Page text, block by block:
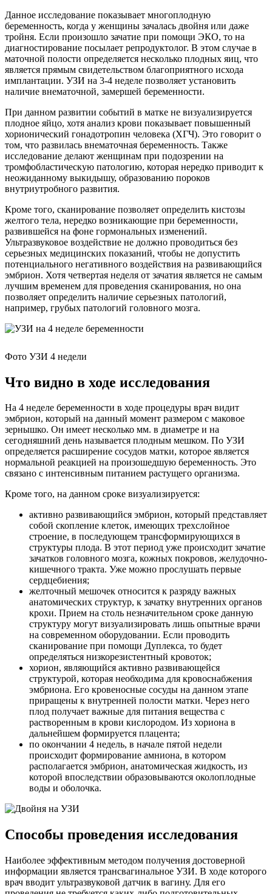
Данное исследование показывает многоплодную
беременность, когда у женщины зачалась двойня или даже
тройня. Если произошло зачатие при помощи ЭКО, то на
диагностирование посылает репродуктолог. В этом случае в
маточной полости определяется несколько плодных яиц, что
является прямым свидетельством благоприятного исхода
имплантации. УЗИ на 3-4 неделе позволяет установить
наличие внематочной, замершей беременности.
При данном развитии событий в матке не визуализируется
плодное яйцо, хотя анализ крови показывает повышенный
хорионический гонадотропин человека (ХГЧ). Это говорит о
том, что развилась внематочная беременность. Также
исследование делают женщинам при подозрении на
тромфобластическую патологию, которая нередко приводит к
неожиданному выкидышу, образованию пороков
внутриутробного развития.
Кроме того, сканирование позволяет определить кистозы
желтого тела, нередко возникающие при беременности,
развившейся на фоне гормональных изменений.
Ультразвуковое воздействие не должно проводиться без
серьезных медицинских показаний, чтобы не допустить
потенциального негативного воздействия на развивающийся
эмбрион. Хотя четвертая неделя от зачатия является не самым
лучшим временем для проведения сканирования, но она
позволяет определить наличие серьезных патологий,
например, грубых патологий головного мозга.
Фото УЗИ 4 недели
Что видно в ходе исследования
На 4 неделе беременности в ходе процедуры врач видит
эмбрион, который на данный момент размером с маковое
зернышко. Он имеет несколько мм. в диаметре и на
сегодняшний день называется плодным мешком. По УЗИ
определяется расширение сосудов матки, которое является
нормальной реакцией на произошедшую беременность. Это
связано с интенсивным питанием растущего организма.
Кроме того, на данном сроке визуализируется:
активно развивающийся эмбрион, который представляет
собой скопление клеток, имеющих трехслойное
строение, в последующем трансформирующихся в
структуры плода. В этот период уже происходит зачатие
зачатков головного мозга, кожных покровов, желудочно-
кишечного тракта. Уже можно прослушать первые
сердцебиения;
желточный мешочек относится к разряду важных
анатомических структур, к зачатку внутренних органов
крохи. Прием на столь незначительном сроке данную
структуру могут визуализировать лишь опытные врачи
на современном оборудовании. Если проводить
сканирование при помощи Дуплекса, то будет
определяться низкорезистентный кровоток;
хорион, являющийся активно развивающейся
структурой, которая необходима для кровоснабжения
эмбриона. Его кровеносные сосуды на данном этапе
приращены к внутренней полости матки. Через него
плод получает важные для питания вещества с
растворенным в крови кислородом. Из хориона в
дальнейшем формируется плацента;
по окончании 4 недель, в начале пятой недели
происходит формирование амниона, в котором
располагается эмбрион, анатомическая жидкость, из
которой впоследствии образовываются околоплодные
воды и оболочка.
Способы проведения исследования
Наиболее эффективным методом получения достоверной
информации является трансвагинальное УЗИ. В ходе которого
врач вводит ультразвуковой датчик в вагину. Для его